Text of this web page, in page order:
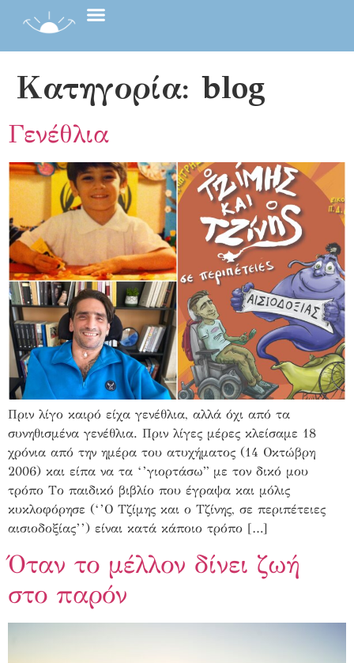
Κατηγορία:blog
Γενέθλια
Πριν λίγο καιρό είχα γενέθλια, αλλά όχι από τα
συνηθισμένα γενέθλια. Πριν λίγες μέρες κλείσαμε 18
χρόνια από την ημέρα του ατυχήματος (14 Οκτώβρη
2006) και είπα να τα ‘’γιορτάσω” με τον δικό μου
τρόπο Το παιδικό βιβλίο που έγραψα και μόλις
κυκλοφόρησε (‘’Ο Τζίμης και ο Τζίνης, σε περιπέτειες
αισιοδοξίας’’) είναι κατά κάποιο τρόπο […]
Όταν το μέλλον δίνει ζωή
στο παρόν